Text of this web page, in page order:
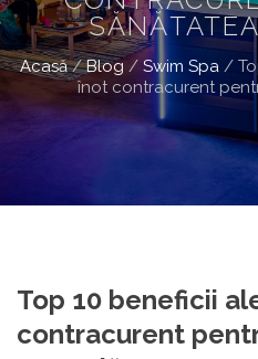
Acasă/Blog / Swim Spa /
înot contracurent
Top 10 beneficii
contracurent